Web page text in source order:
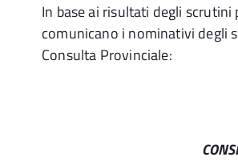
In base ai risultati degli scrutini
comunicano i nominativi degli
Consulta Provinciale: